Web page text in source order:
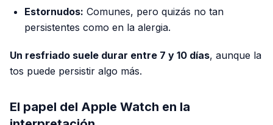
Estornudos: Comunes, pero quizás no tan
persistentes como en la alergia.
Un resfriado suele durar entre 7 y 10 días, aunque la
tos puede persistir algo más.
El papel del Apple Watch en la